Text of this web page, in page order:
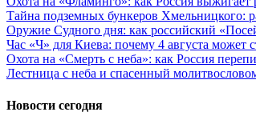
Тайна подземных бункеров Хмельницкого:
Оружие Судного дня: как российский
Час «Ч» для Киева: почему 4 августа может
Охота на «Смерть с неба»: как Россия
Лестница с неба и спасенный
Новости сегодня